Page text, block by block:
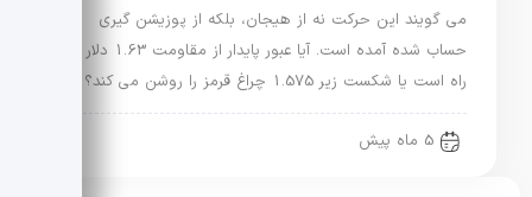
می گویند این حرکت نه از هیجان، بلکه از پوزیشن گیری
حساب شده آمده است. آیا عبور پایدار از مقاومت 1.63 دلار در
راه است یا شکست زیر 1.575 چراغ قرمز را روشن می کند؟
5 ماه پیش